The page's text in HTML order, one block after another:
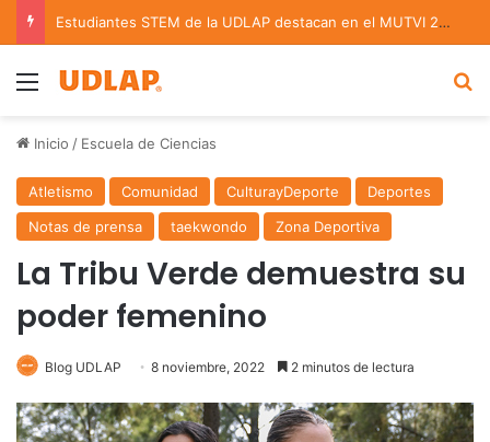
Estudiantes STEM de la UDLAP destacan en el MUTVI 2026
Menu
Inicio / Escuela de Ciencias
Atletismo Comunidad CulturayDeporte
Deportes
Notas de prensa
taekwondo Zona Deportiva
La Tribu Verde demuestra su
poder femenino
Blog UDLAP 8 noviembre, 2022 2 minutos de lectura